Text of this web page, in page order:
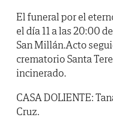
El funeral por el
el día 11 a las 20:00
San Millán.Acto
crematorio Santa
incinerado.
CASA DOLIENTE:
Cruz.